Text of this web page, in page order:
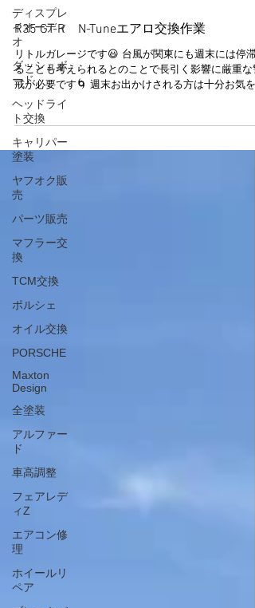
ディスプレ
イオーディ
オ
ダッシュボ
ード
ヘッドライ
ト交換
キャリパー
塗装
ヤフオク販
売
パーツ販売
マフラー交
換
TCM交換
ポルシェ
オイル交換
PORSCHE
Maxton
Design
全塗装
アルファー
ド
車高調整
フェアレデ
ィZ
エアコン修
理
ホイールリ
ペア
2024年8月30日
R35 GT-R N-Tuneエアロ交換作業
リトルガレージです😃 台風が関東にも週末には停滞
戒が必要です🌀 週末お出かけされる方は十分お気を
けください！ R35 GT-R中期から N-Tune のエアロ交
です🚗✨ N-TuneNISMOコンプリートキット...